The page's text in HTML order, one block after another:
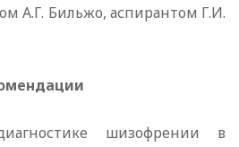
А.Г. Бильжо, аспирантом Г.И.
шизофрении в